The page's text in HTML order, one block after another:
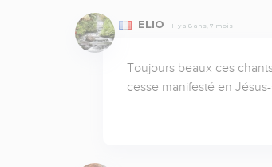
ELIO Il y a 8 ans, 7 mois
Toujours beaux ces
cesse manifesté en